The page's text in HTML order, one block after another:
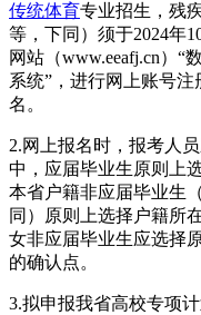
传统体育专业招生，残
等，下同）须于2024年
网站（www.eeafj.cn）“
系统”，进行网上账号
名。
2.网上报名时，报考人
中，应届毕业生原则上
本省户籍非应届毕业生
同）原则上选择户籍所
女非应届毕业生应选择
的确认点。
3.拟申报我省高校专项